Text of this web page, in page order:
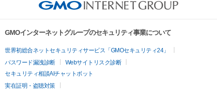
GMOインターネットグループのセキュリティ事業について
世界初総合ネットセキュリティサービス「GMOセキュリティ24」
パスワード漏洩診断
Webサイトリスク診断
セキュリティ相談AIチャットボット
実在証明・盗聴対策